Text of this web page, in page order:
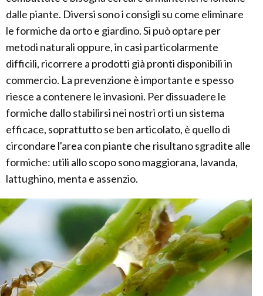
dalle piante. Diversi sono i consigli su come eliminare
le formiche da orto e giardino. Si può optare per
metodi naturali oppure, in casi particolarmente
difficili, ricorrere a prodotti già pronti disponibili in
commercio. La prevenzione è importante e spesso
riesce a contenere le invasioni. Per dissuadere le
formiche dallo stabilirsi nei nostri orti un sistema
efficace, soprattutto se ben articolato, è quello di
circondare l'area con piante che risultano sgradite alle
formiche: utili allo scopo sono maggiorana, lavanda,
lattughino, menta e assenzio.